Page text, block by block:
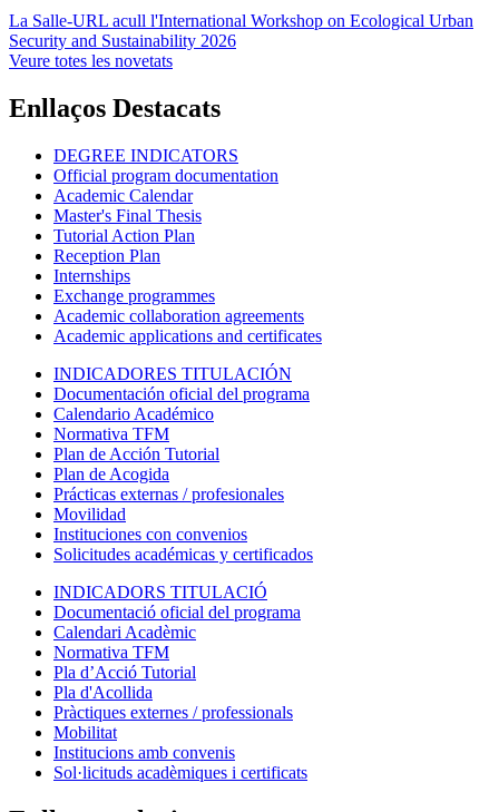
La Salle-URL acull l'International Workshop on Ecological Urban
Security and Sustainability 2026
Veure totes les novetats
Enllaços Destacats
DEGREE INDICATORS
Official program documentation
Academic Calendar
Master's Final Thesis
Tutorial Action Plan
Reception Plan
Internships
Exchange programmes
Academic collaboration agreements
Academic applications and certificates
INDICADORES TITULACIÓN
Documentación oficial del programa
Calendario Académico
Normativa TFM
Plan de Acción Tutorial
Plan de Acogida
Prácticas externas / profesionales
Movilidad
Instituciones con convenios
Solicitudes académicas y certificados
INDICADORS TITULACIÓ
Documentació oficial del programa
Calendari Acadèmic
Normativa TFM
Pla d’Acció Tutorial
Pla d'Acollida
Pràctiques externes / professionals
Mobilitat
Institucions amb convenis
Sol·licituds acadèmiques i certificats